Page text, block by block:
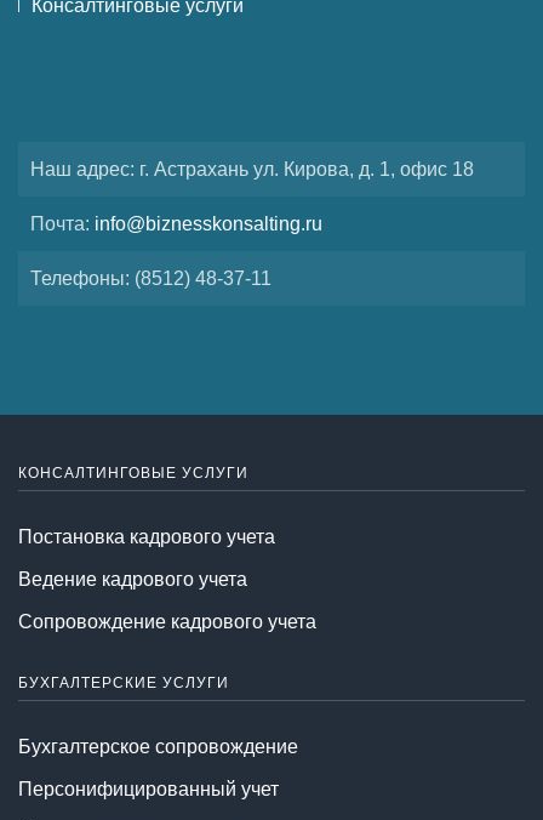
Консалтинговые услуги
Наш адрес: г. Астрахань ул. Кирова, д. 1, офис 18
Почта: info@biznesskonsalting.ru
Телефоны: (8512) 48-37-11
КОНСАЛТИНГОВЫЕ УСЛУГИ
Постановка кадрового учета
Ведение кадрового учета
Сопровождение кадрового учета
БУХГАЛТЕРСКИЕ УСЛУГИ
Бухгалтерское сопровождение
Персонифицированный учет